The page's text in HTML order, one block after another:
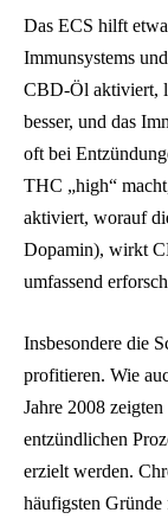
Das ECS hilft
Immunsystems
CBD-Öl aktiviert,
besser, und das
oft bei
THC „high“
aktiviert, worauf
Dopamin), wirkt
umfassend
Insbesondere die
profitieren. Wie
Jahre 2008
entzündlichen
erzielt werden.
häufigsten